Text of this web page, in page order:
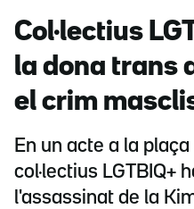
Col·lectius
la dona trans
el crim
En un acte a la
col·lectius LGTBIQ+
l'assassinat de la